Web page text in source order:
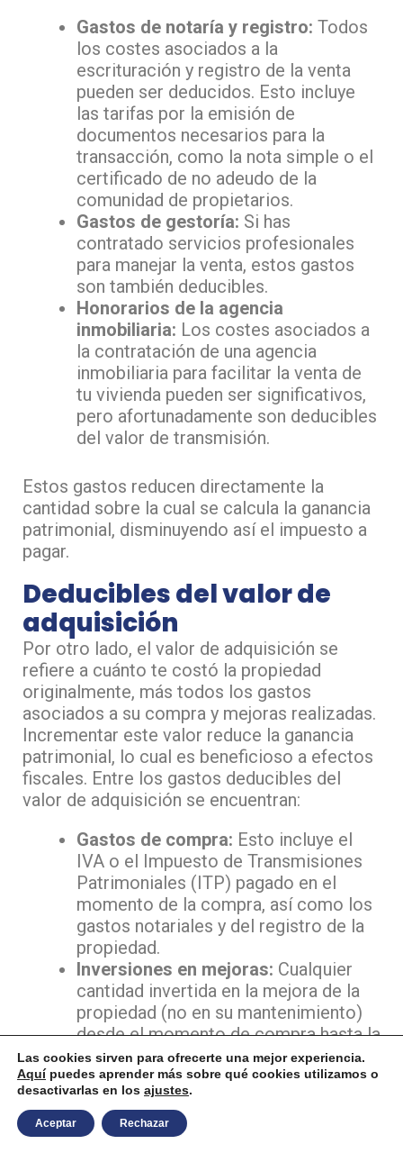
Gastos de notaría y registro: Todos
los costes asociados a la
escrituración y registro de la venta
pueden ser deducidos. Esto incluye
las tarifas por la emisión de
documentos necesarios para la
transacción, como la nota simple o el
certificado de no adeudo de la
comunidad de propietarios.
Gastos de gestoría: Si has
contratado servicios profesionales
para manejar la venta, estos gastos
son también deducibles.
Honorarios de la agencia
inmobiliaria: Los costes asociados a
la contratación de una agencia
inmobiliaria para facilitar la venta de
tu vivienda pueden ser significativos,
pero afortunadamente son deducibles
del valor de transmisión.
Estos gastos reducen directamente la
cantidad sobre la cual se calcula la ganancia
patrimonial, disminuyendo así el impuesto a
pagar.
Deducibles del valor de
adquisición
Por otro lado, el valor de adquisición se
refiere a cuánto te costó la propiedad
originalmente, más todos los gastos
asociados a su compra y mejoras realizadas.
Incrementar este valor reduce la ganancia
patrimonial, lo cual es beneficioso a efectos
fiscales. Entre los gastos deducibles del
valor de adquisición se encuentran:
Gastos de compra: Esto incluye el
IVA o el Impuesto de Transmisiones
Patrimoniales (ITP) pagado en el
momento de la compra, así como los
gastos notariales y del registro de la
propiedad.
Inversiones en mejoras: Cualquier
cantidad invertida en la mejora de la
propiedad (no en su mantenimiento)
desde el momento de compra hasta la
venta puede ser añadida al valor de
adquisición. Esto incluye reformas
como la instalación de calefacción
central, ampliaciones de la vivienda, o
la instalación de energía solar,
Las cookies sirven para ofrecerte una mejor experiencia.
Aquípuedes aprender más sobre qué cookies utilizamos o
desactivarlas en los ajustes.
Aceptar Rechazar